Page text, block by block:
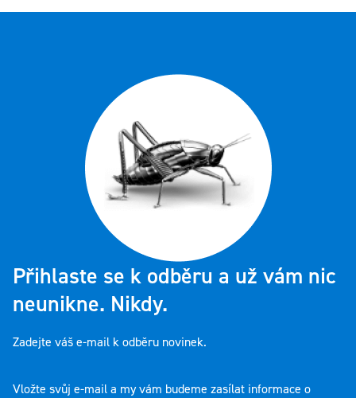
Přihlaste se k odběru a už vám nic
neunikne. Nikdy.
Zadejte váš e-mail k odběru novinek.
Vložte svůj e-mail a my vám budeme zasílat informace o